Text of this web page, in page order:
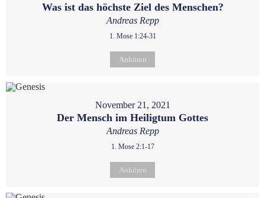
Was ist das höchste Ziel des Menschen?
Andreas Repp
1. Mose 1:24-31
Anhören
November 21, 2021
Der Mensch im Heiligtum Gottes
Andreas Repp
1. Mose 2:1-17
Anhören